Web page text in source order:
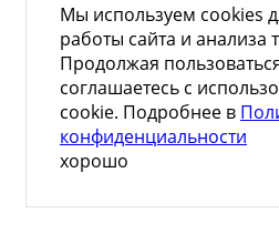
Мы используем cookies
работы сайта и анализа
Продолжая
соглашаетесь с
cookie. Подробнее в
конфиденциальности
хорошо